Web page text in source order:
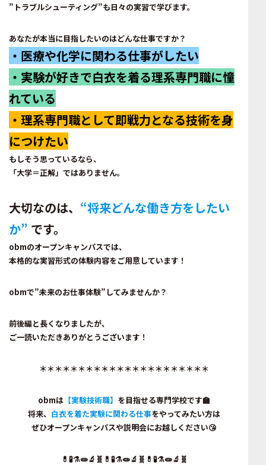
”トラブルシューティング”も日々の実習で学びます。
あなたが本当に目指したいのはどんな仕事ですか？
・医療や化学に関わる仕事がしたい
・実験が好きで白衣を着る理系専門職に憧
れている
・理系専門職として即戦力となる技術を身
につけたい
もしそう思っているなら、
「大学＝正解」ではありません。
大切なのは、 “将来どんな働き方をしたい
か” です。
obmのオープンキャンパスでは、
本格的な実習形式の体験内容をご用意しています！
obmで”未来のお仕事体験”してみませんか？
前後編と長くなりましたが、
ご一読いただきありがとうございます！
＊＊＊＊＊＊＊＊＊＊＊＊＊＊＊＊＊＊＊＊＊＊
obmは 【実験技術職】 を目指せる専門学校です🏫
将来、 白衣を着た実験に関わる仕事をやってみたい方は
ぜひオープンキャンパスや説明会にお越しください😘
💊🧪⚗️🧫🔬🧬💊🧪⚗️🧫🔬🧬💊🧪⚗️🧫🔬🧬